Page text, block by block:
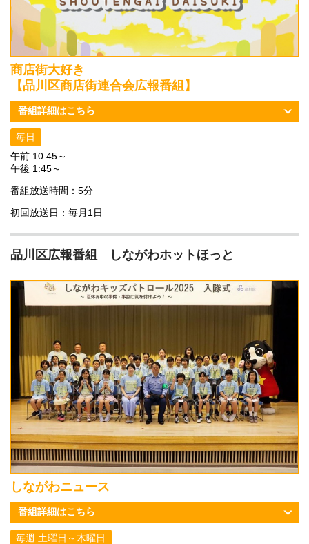
商店街大好き
【品川区商店街連合会広報番組】
番組詳細はこちら
毎日
午前 10:45～
午後 1:45～
番組放送時間：5分
初回放送日：毎月1日
品川区広報番組 しながわホットほっと
しながわニュース
番組詳細はこちら
毎週 土曜日～木曜日